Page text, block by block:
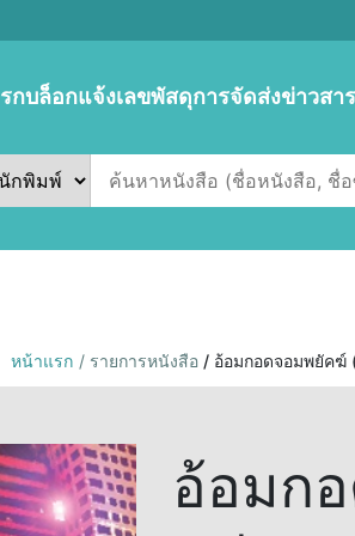
กบล็อกแจ้งเลขพัสดุการจัดส่งข่าวสา
หน้าแรก / รายการหนังสือ / อ้อมกอดจอมพยัคฆ์
อ้อมก